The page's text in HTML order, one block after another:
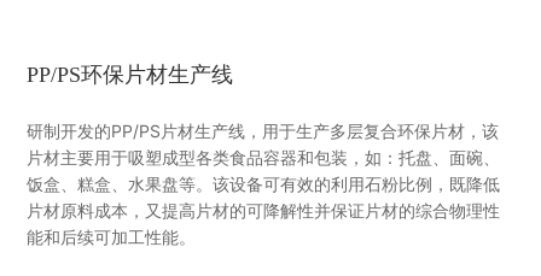
产品中心
挤出机系列
型材线系列
案例视频
客户视频
乐竞
PP/PS环保片材生产线
研制开发的PP/PS片材生产线，用于生产多层复合环保片材，该
片材主要用于吸塑成型各类食品容器和包装，如：托盘、面碗、
饭盒、糕盒、水果盘等。该设备可有效的利用石粉比例，既降低
片材原料成本，又提高片材的可降解性并保证片材的综合物理性
能和后续可加工性能。